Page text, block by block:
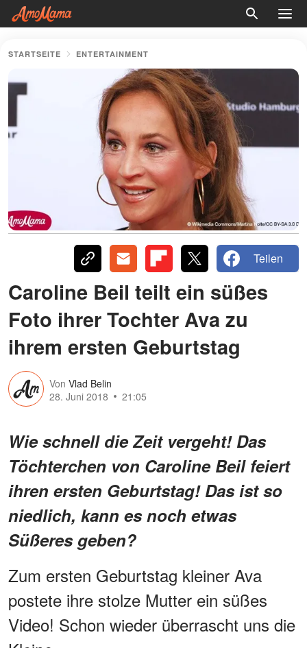
STARTSEITE ENTERTAINMENT
Teilen
Caroline Beil teilt ein süßes
Foto ihrer Tochter Ava zu
ihrem ersten Geburtstag
Von Vlad Belin
28. Juni 2018
21:05
Wie schnell die Zeit vergeht! Das
Töchterchen von Caroline Beil feiert
ihren ersten Geburtstag! Das ist so
niedlich, kann es noch etwas
Süßeres geben?
Zum ersten Geburtstag kleiner Ava
postete ihre stolze Mutter ein süßes
Video! Schon wieder überrascht uns die